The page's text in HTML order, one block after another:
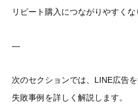
リピート購入につながりやすくな
—
次のセクションでは、LINE広告
失敗事例を詳しく解説します。